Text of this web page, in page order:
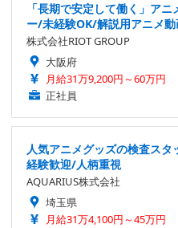
「長期で安定して働く」ア
ー/未経験OK/解説用アニメ
株式会社RIOT GROUP
大阪府
月給31万9,200円～60万円
正社員
人気アニメグッズの検査ス
経験歓迎/人柄重視
AQUARIUS株式会社
埼玉県
月給31万4,100円～45万円